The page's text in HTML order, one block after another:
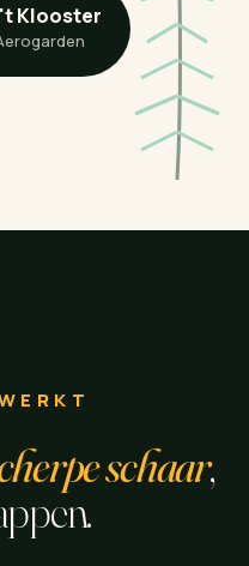
Klooster
schaar,